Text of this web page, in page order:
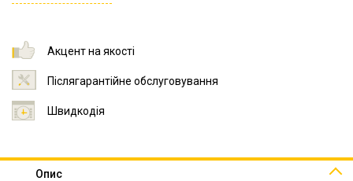
Акцент на якості
Післягарантійне обслуговування
Швидкодія
Опис